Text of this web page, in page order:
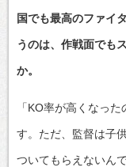
国でも最高のファイ
うのは、作戦面でも
か。
「KO率が高くなっ
す。ただ、監督は子
ついてもらえないん